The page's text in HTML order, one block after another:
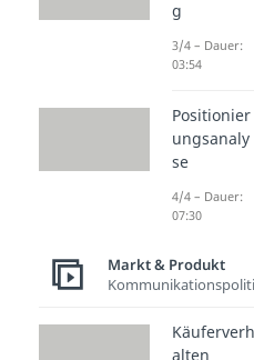
Studyflix
g
3/4 – Dauer:
03:54
Positionier
ungsanaly
se
4/4 – Dauer:
07:30
Markt & Produkt
Käuferverh
alten